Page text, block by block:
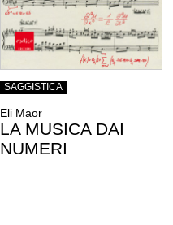
SAGGISTICA
Eli Maor
LA MUSICA DAI
NUMERI